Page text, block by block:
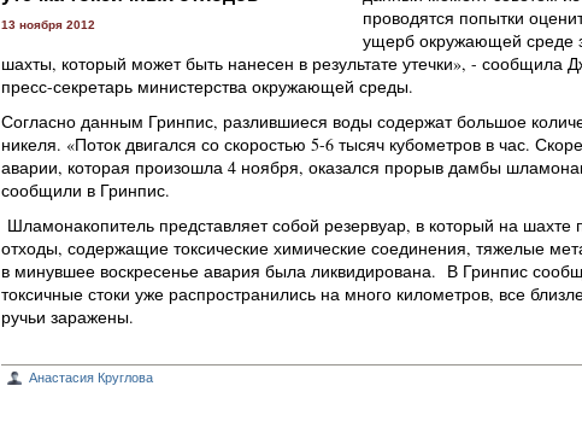
13 ноября 2012
проводятся попытки
ущерб окружающей среде
шахты, который может быть нанесен в результате утечки», - сообщила
пресс-секретарь министерства окружающей среды.
Согласно данным Гринпис, разлившиеся воды содержат большое
никеля. «Поток двигался со скоростью 5-6 тысяч кубометров в час.
аварии, которая произошла 4 ноября, оказался прорыв дамбы
сообщили в Гринпис.
Шламонакопитель представляет собой резервуар, в который на шахте
отходы, содержащие токсические химические соединения, тяжелые
в минувшее воскресенье авария была ликвидирована. В Гринпис
токсичные стоки уже распространились на много километров, все
ручьи заражены.
Анастасия Круглова